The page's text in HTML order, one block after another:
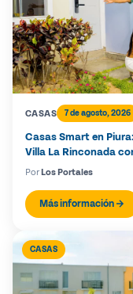
CASAS 7 de agosto, 2026
Casas Smart en
Villa La Rinconada
PorLos Portales
Más información
CASAS